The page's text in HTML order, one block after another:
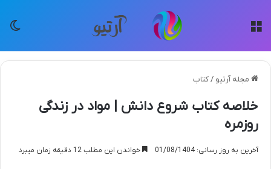
مجله آرتیو /کتاب
خلاصه کتاب شروع دانش | مواد در زندگی
روزمره
آخرین به روز رسانی: 01/08/1404 خواندن این مطلب 12 دقیقه زمان میبرد